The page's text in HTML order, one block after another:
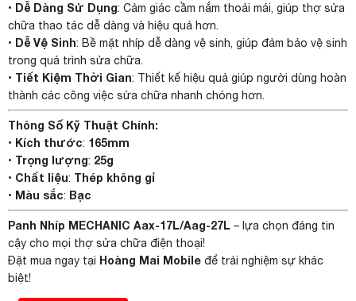
• Dễ Dàng Sử Dụng: Cảm giác cầm nắm thoải mái, giúp thợ sửa
chữa thao tác dễ dàng và hiệu quả hơn.
• Dễ Vệ Sinh: Bề mặt nhíp dễ dàng vệ sinh, giúp đảm bảo vệ sinh
trong quá trình sửa chữa.
• Tiết Kiệm Thời Gian: Thiết kế hiệu quả giúp người dùng hoàn
thành các công việc sửa chữa nhanh chóng hơn.
Thông Số Kỹ Thuật Chính:
• Kích thước: 165mm
• Trọng lượng: 25g
• Chất liệu: Thép không gỉ
• Màu sắc: Bạc
Panh Nhíp MECHANIC Aax-17L/Aag-27L – lựa chọn đáng tin
cậy cho mọi thợ sửa chữa điện thoại!
Đặt mua ngay tại Hoàng Mai Mobile để trải nghiệm sự khác
biệt!